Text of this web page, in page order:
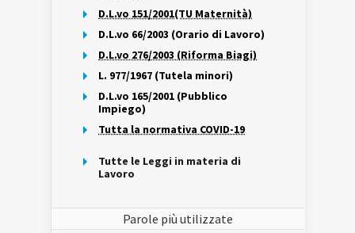
D.L.vo 151/2001(TU Maternità)
D.L.vo 66/2003 (Orario di Lavoro)
D.L.vo 276/2003 (Riforma Biagi)
L. 977/1967 (Tutela minori)
D.L.vo 165/2001 (Pubblico
Impiego)
Tutta la normativa COVID-19
Tutte le Leggi in materia di
Lavoro
Parole più utilizzate